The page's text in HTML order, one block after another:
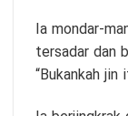
Ia mondar-
tersadar dan
“Bukankah